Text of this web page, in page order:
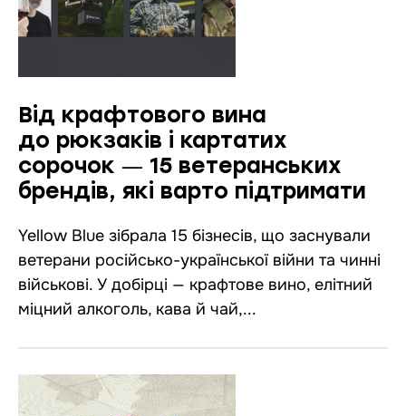
Від крафтового вина
до рюкзаків і картатих
сорочок ― 15 ветеранських
брендів, які варто підтримати
Yellow Blue зібрала 15 бізнесів, що заснували
ветерани російсько-української війни та чинні
військові. У добірці — крафтове вино, елітний
міцний алкоголь, кава й чай,...